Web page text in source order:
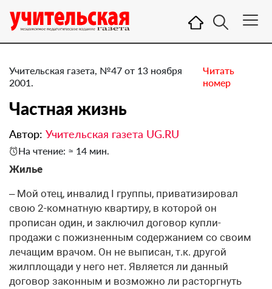
Учительская газета, №47 от 13 ноября
2001.
Читать
номер
Частная жизнь
Автор: Учительская газета UG.RU
На чтение: ≈ 14 мин.
Жилье
– Мой отец, инвалид I группы, приватизировал
свою 2-комнатную квартиру, в которой он
прописан один, и заключил договор купли-
продажи с пожизненным содержанием со своим
лечащим врачом. Он не выписан, т.к. другой
жилплощади у него нет. Является ли данный
договор законным и возможно ли расторгнуть